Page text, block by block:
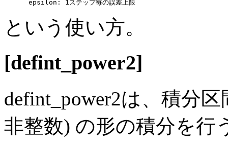
という使い方。
[defint_power2]
defint_power2は、積分
非整数) の形の積分を行